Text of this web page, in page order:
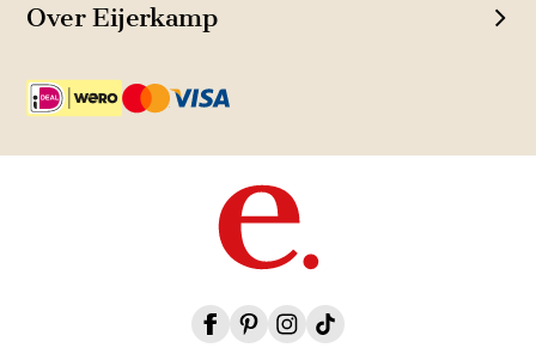
Over Eijerkamp